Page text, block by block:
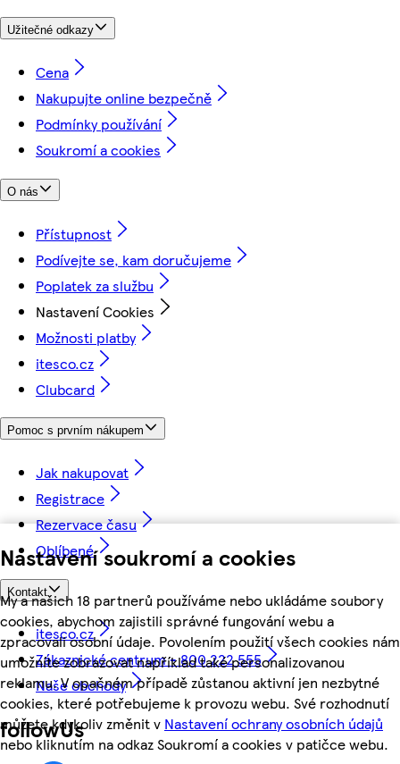
Nastavení soukromí a cookies
My a našich 18 partnerů používáme nebo ukládáme soubory
cookies, abychom zajistili správné fungování webu a
zpracovali osobní údaje. Povolením použití všech cookies nám
umožníte zobrazovat například také personalizovanou
reklamu. V opačném případě zůstanou aktivní jen nezbytné
cookies, které potřebujeme k provozu webu. Své rozhodnutí
můžete kdykoliv změnit v Nastavení ochrany osobních údajů
nebo kliknutím na odkaz Soukromí a cookies v patičce webu.
Užitečné odkazy
Cena
Nakupujte online bezpečně
Podmínky používání
Soukromí a cookies
O nás
Přístupnost
Podívejte se, kam doručujeme
Poplatek za službu
Nastavení Cookies
Možnosti platby
itesco.cz
Clubcard
Pomoc s prvním nákupem
Jak nakupovat
Registrace
Rezervace času
Oblíbené
Kontakt
itesco.cz
Zákaznické centrum - 800 222 555
Naše obchody
followUs